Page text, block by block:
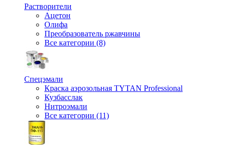
Растворители
Ацетон
Олифа
Преобразователь ржавчины
Все категории (8)
Спецэмали
Краска аэрозольная TYTAN Professional
Кузбасслак
Нитроэмали
Все категории (11)